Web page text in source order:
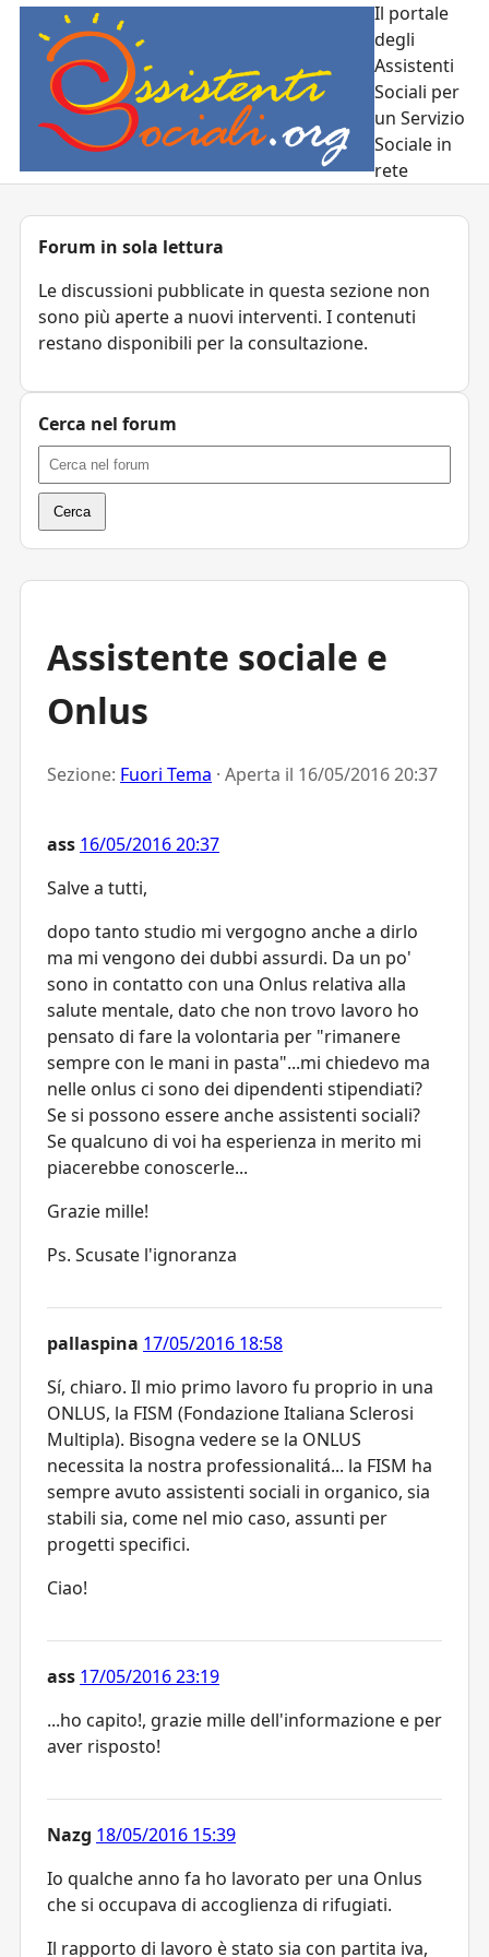
Il portale
degli
Assistenti
Sociali per
un Servizio
Sociale in
rete
Assistente sociale e
Onlus
Sezione: Fuori Tema · Aperta il 16/05/2016 20:37
ass 16/05/2016 20:37
Salve a tutti,
dopo tanto studio mi vergogno anche a dirlo
ma mi vengono dei dubbi assurdi. Da un po'
sono in contatto con una Onlus relativa alla
salute mentale, dato che non trovo lavoro ho
pensato di fare la volontaria per "rimanere
sempre con le mani in pasta"...mi chiedevo ma
nelle onlus ci sono dei dipendenti stipendiati?
Se si possono essere anche assistenti sociali?
Se qualcuno di voi ha esperienza in merito mi
piacerebbe conoscerle...
Grazie mille!
Ps. Scusate l'ignoranza
pallaspina 17/05/2016 18:58
Sí, chiaro. Il mio primo lavoro fu proprio in una
ONLUS, la FISM (Fondazione Italiana Sclerosi
Multipla). Bisogna vedere se la ONLUS
necessita la nostra professionalitá... la FISM ha
sempre avuto assistenti sociali in organico, sia
stabili sia, come nel mio caso, assunti per
progetti specifici.
Ciao!
ass 17/05/2016 23:19
...ho capito!, grazie mille dell'informazione e per
aver risposto!
Nazg 18/05/2016 15:39
Io qualche anno fa ho lavorato per una Onlus
che si occupava di accoglienza di rifugiati.
Il rapporto di lavoro è stato sia con partita iva,
Forum in sola lettura
Le discussioni pubblicate in questa sezione non
sono più aperte a nuovi interventi. I contenuti
restano disponibili per la consultazione.
Cerca nel forum
Cerca